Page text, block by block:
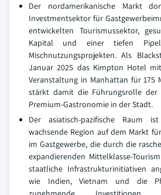
Der nordamerikanische Markt
Investmentsektor für
entwickelten Tourismussektor,
Kapital und einer tiefen
Mischnutzungsprojekten. Als
Januar 2025 das Kimpton Hotel
Veranstaltung in Manhattan für 175
stärkt damit die Führungsrolle der
Premium-Gastronomie in der Stadt.
Der asiatisch-pazifische Raum
wachsende Region auf dem Markt
im Gastgewerbe, die durch die
expandierenden Mittelklasse-
staatliche Infrastrukturinitiativen
wie Indien, Vietnam und die